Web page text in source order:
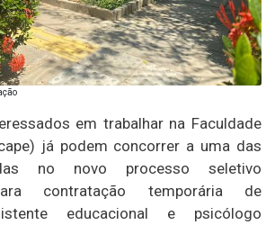
em trabalhar na Faculdade
já podem concorrer a uma das
no novo processo seletivo
contratação temporária de
educacional e psicólogo